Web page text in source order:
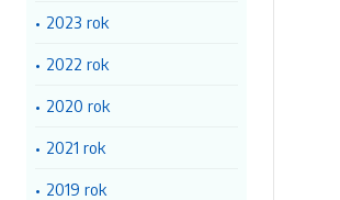
2023 rok
2022 rok
2020 rok
2021 rok
2019 rok